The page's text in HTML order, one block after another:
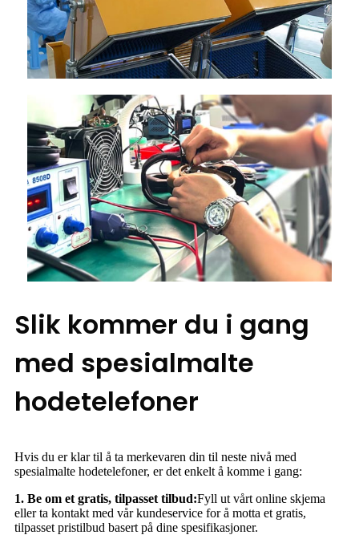
Slik kommer du i gang
med spesialmalte
hodetelefoner
Hvis du er klar til å ta merkevaren din til neste nivå med
spesialmalte hodetelefoner, er det enkelt å komme i gang:
1. Be om et gratis, tilpasset tilbud:Fyll ut vårt online skjema
eller ta kontakt med vår kundeservice for å motta et gratis,
tilpasset pristilbud basert på dine spesifikasjoner.